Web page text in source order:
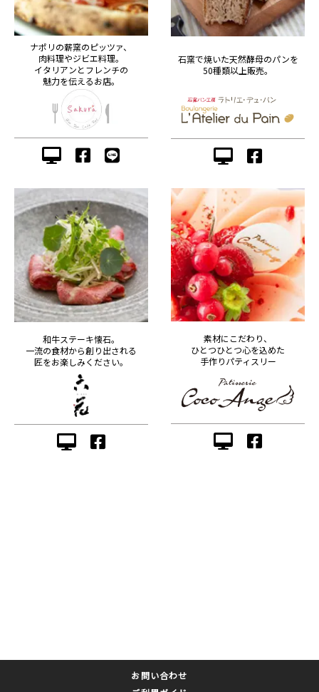
ナポリの薪窯のピッツァ、
肉料理やジビエ料理。
イタリアンとフレンチの
魅力を伝えるお店。
石窯で焼いた天然酵母のパンを
50種類以上販売。
和牛ステーキ懐石。
一流の食材から創り出される
匠をお楽しみください。
素材にこだわり、
ひとつひとつ心を込めた
手作りパティスリー
お問い合わせ